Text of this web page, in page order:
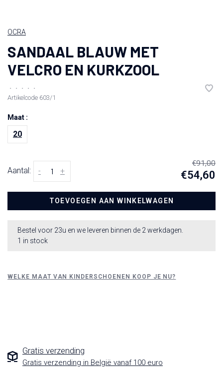
OCRA
SANDAAL BLAUW MET
VELCRO EN KURKZOOL
• • • •
•
Artikelcode 603/1
Maat :
20
Aantal: +
-
€91,00
€54,60
TOEVOEGEN AAN WINKELWAGEN
Bestel voor 23u en we leveren binnen de 2 werkdagen.
1 in stock
WELKE MAAT VAN KINDERSCHOENEN KOOP JE NU?
Gratis verzending
Gratis verzending in België vanaf 100 euro